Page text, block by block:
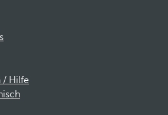
/ Hilfe